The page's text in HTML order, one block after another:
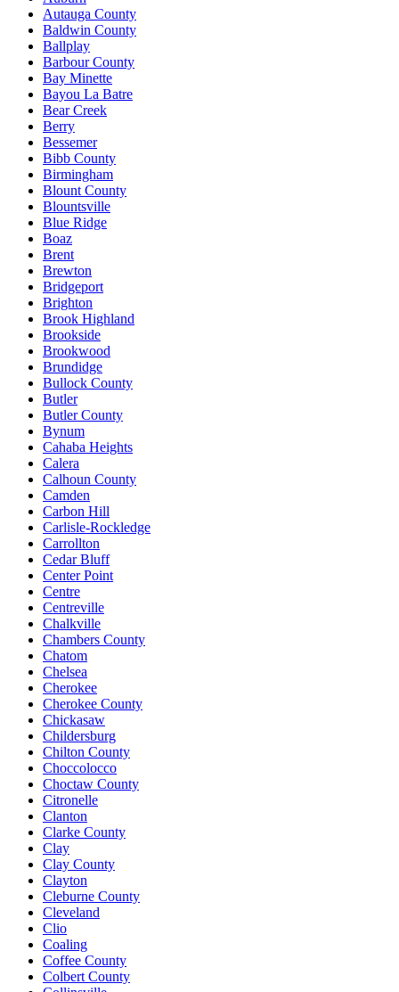
Autauga County
Baldwin County
Ballplay
Barbour County
Bay Minette
Bayou La Batre
Bear Creek
Berry
Bessemer
Bibb County
Birmingham
Blount County
Blountsville
Blue Ridge
Boaz
Brent
Brewton
Bridgeport
Brighton
Brook Highland
Brookside
Brookwood
Brundidge
Bullock County
Butler
Butler County
Bynum
Cahaba Heights
Calera
Calhoun County
Camden
Carbon Hill
Carlisle-Rockledge
Carrollton
Cedar Bluff
Center Point
Centre
Centreville
Chalkville
Chambers County
Chatom
Chelsea
Cherokee
Cherokee County
Chickasaw
Childersburg
Chilton County
Choccolocco
Choctaw County
Citronelle
Clanton
Clarke County
Clay
Clay County
Clayton
Cleburne County
Cleveland
Clio
Coaling
Coffee County
Colbert County